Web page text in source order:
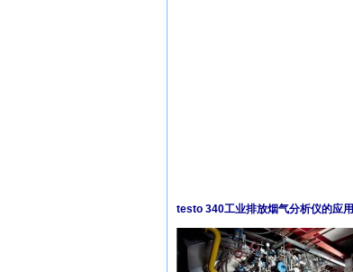
testo 340工业排放烟气分析仪的应用